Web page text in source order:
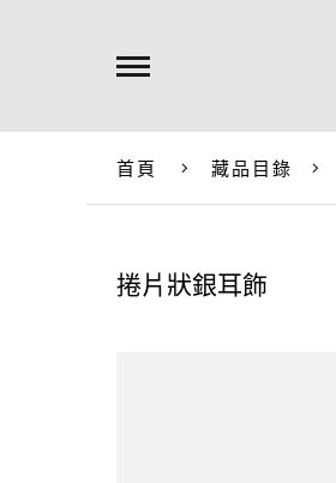
首頁 藏品目錄
捲片狀銀耳飾